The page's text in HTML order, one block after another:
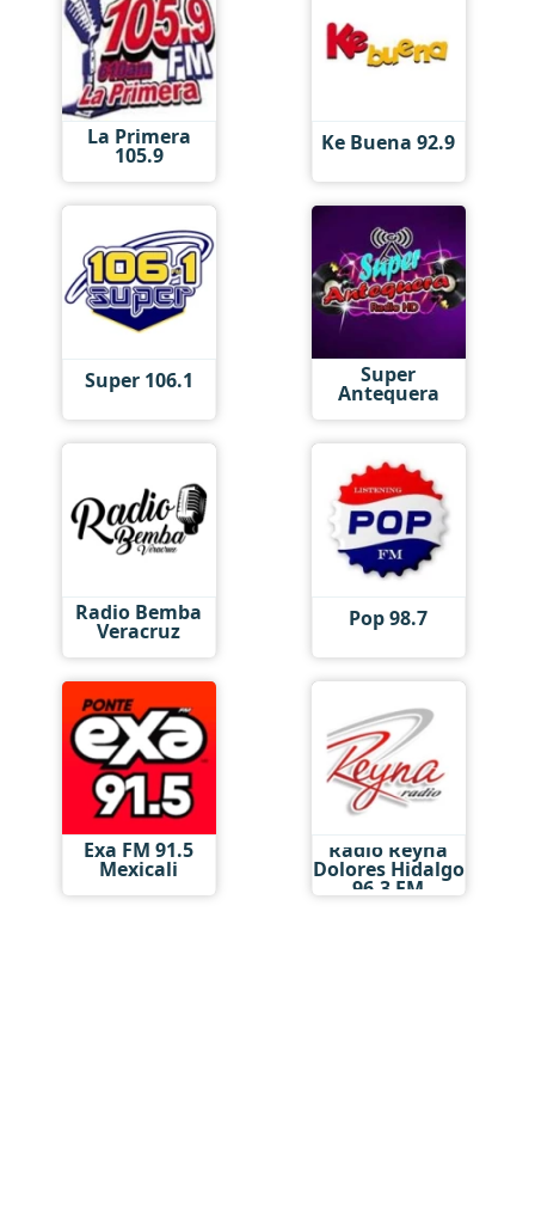
La Primera
105.9 Ke Buena 92.9
Super 106.1 Super
Antequera
Radio Bemba
Veracruz Pop 98.7
Exa FM 91.5
Mexicali
Radio Reyna
Dolores Hidalgo
96.3 FM